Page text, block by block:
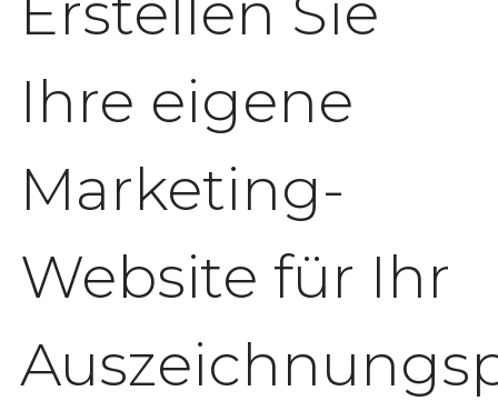
Ihre eigene
Marketing-
Website für Ihr